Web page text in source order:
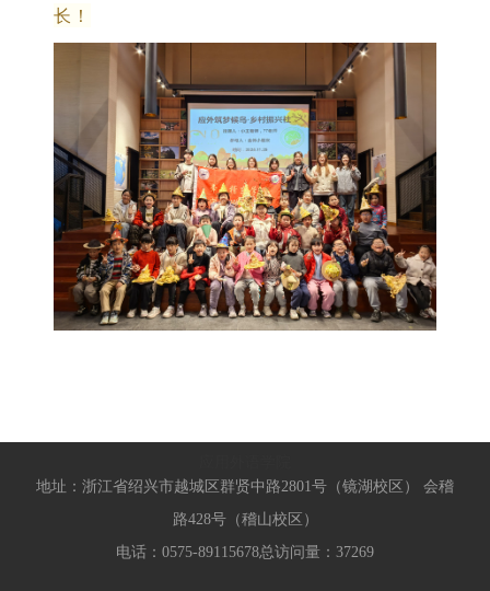
长！
地址：浙江省绍兴市越城区群贤中路2801号（镜湖校区） 会稽
路428号（稽山校区）
电话：0575-89115678总访问量： 37269